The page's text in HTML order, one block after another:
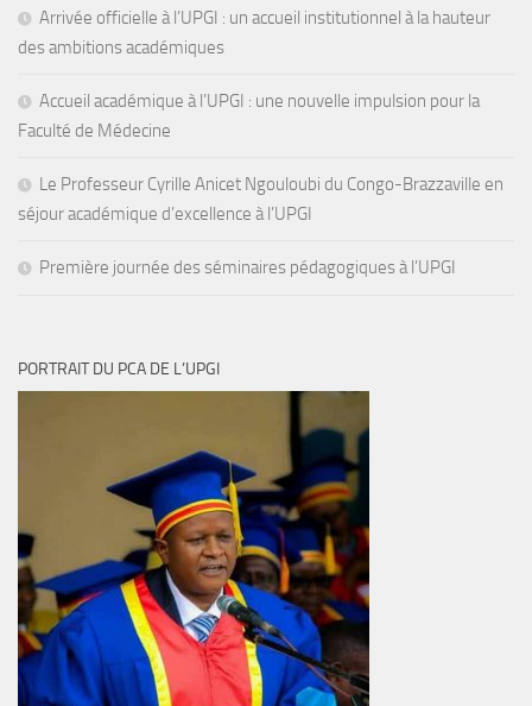
Arrivée officielle à l’UPGI : un accueil institutionnel à la hauteur
des ambitions académiques
Accueil académique à l’UPGI : une nouvelle impulsion pour la
Faculté de Médecine
Le Professeur Cyrille Anicet Ngouloubi du Congo-Brazzaville en
séjour académique d’excellence à l’UPGI
Première journée des séminaires pédagogiques à l’UPGI
PORTRAIT DU PCA DE L’UPGI